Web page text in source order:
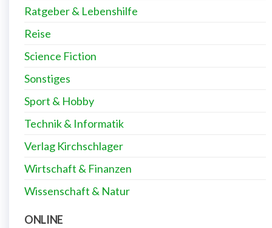
Ratgeber & Lebenshilfe
Reise
Science Fiction
Sonstiges
Sport & Hobby
Technik & Informatik
Verlag Kirchschlager
Wirtschaft & Finanzen
Wissenschaft & Natur
ONLINE